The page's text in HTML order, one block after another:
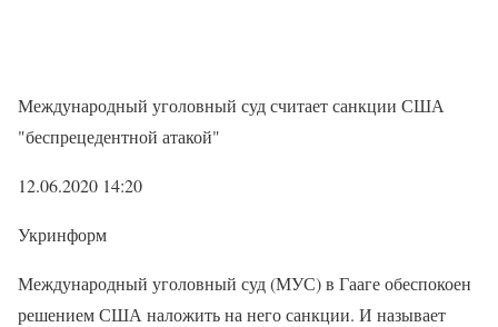
Международный уголовный суд считает санкции США
"беспрецедентной атакой"
12.06.2020 14:20
Укринформ
Международный уголовный суд (МУС) в Гааге обеспокоен
решением США наложить на него санкции. И называет